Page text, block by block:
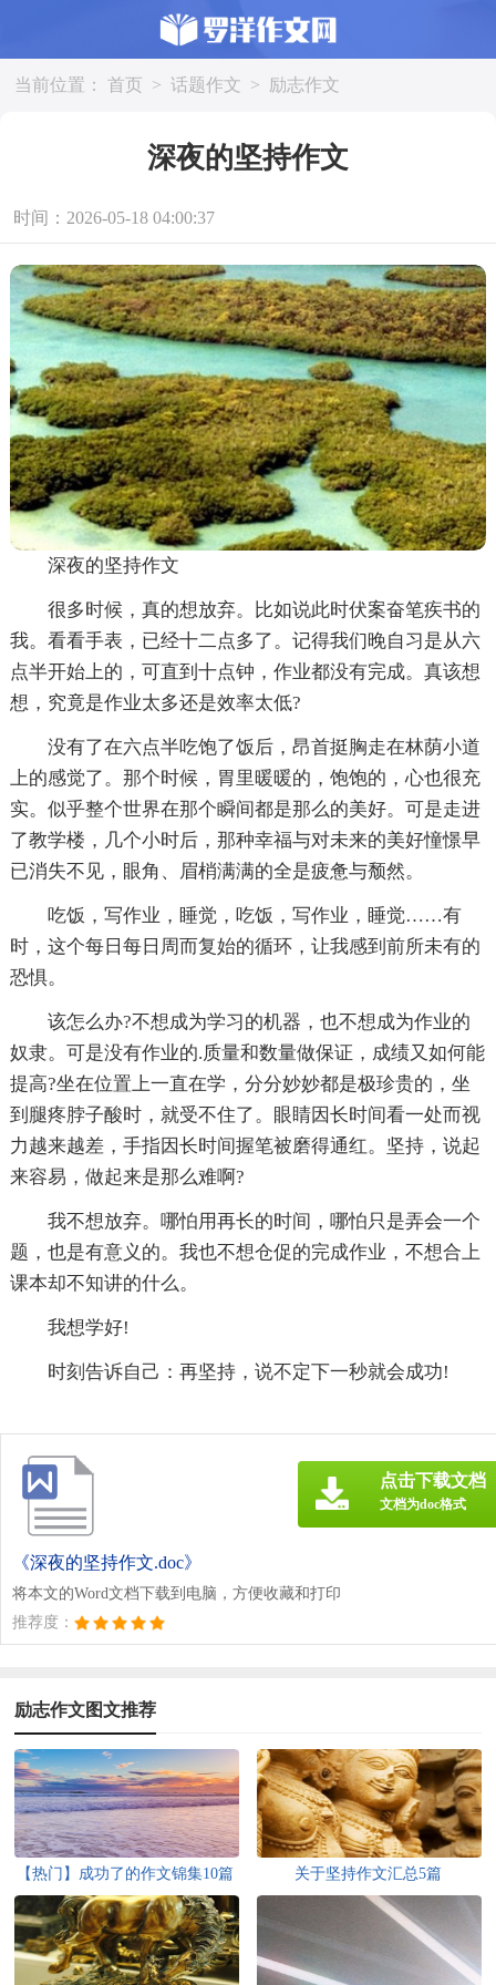
当前位置： 首页 > 话题作文 > 励志作文
深夜的坚持作文
时间：2026-05-18 04:00:37
深夜的坚持作文
很多时候，真的想放弃。比如说此时伏案奋笔疾书的
我。看看手表，已经十二点多了。记得我们晚自习是从六
点半开始上的，可直到十点钟，作业都没有完成。真该想
想，究竟是作业太多还是效率太低?
没有了在六点半吃饱了饭后，昂首挺胸走在林荫小道
上的感觉了。那个时候，胃里暖暖的，饱饱的，心也很充
实。似乎整个世界在那个瞬间都是那么的美好。可是走进
了教学楼，几个小时后，那种幸福与对未来的美好憧憬早
已消失不见，眼角、眉梢满满的全是疲惫与颓然。
吃饭， 写作业，睡觉，吃饭， 写作业，睡觉……有
时，这个每日每日周而复始的循环，让我感到前所未有的
恐惧。
该怎么办?不想成为学习的机器，也不想成为作业的
奴隶。可是没有作业的.质量和数量做保证，成绩又如何能
提高?坐在位置上一直在学，分分妙妙都是极珍贵的，坐
到腿疼脖子酸时，就受不住了。眼睛因长时间看一处而视
力越来越差，手指因长时间握笔被磨得通红。坚持，说起
来容易，做起来是那么难啊?
我不想放弃。哪怕用再长的时间，哪怕只是弄会一个
题，也是有意义的。我也不想仓促的完成作业，不想合上
课本却不知讲的什么。
我想学好!
时刻告诉自己：再坚持，说不定下一秒就会成功!
《深夜的坚持作文.doc》
将本文的Word文档下载到电脑，方便收藏和打印
推荐度：
点击下载文档
文档为doc格式
励志作文图文推荐
【热门】成功了的作文锦集10篇 关于坚持作文汇总5篇